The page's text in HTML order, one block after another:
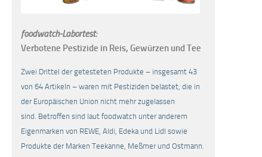
foodwatch-Labortest:
Verbotene Pestizide in Reis, Gewürzen und Tee
Zwei Drittel der getesteten Produkte – insgesamt 43
von 64 Artikeln – waren mit Pestiziden belastet, die in
der Europäischen Union nicht mehr zugelassen
sind. Betroffen sind laut foodwatch unter anderem
Eigenmarken von REWE, Aldi, Edeka und Lidl sowie
Produkte der Marken Teekanne, Meßmer und Ostmann.